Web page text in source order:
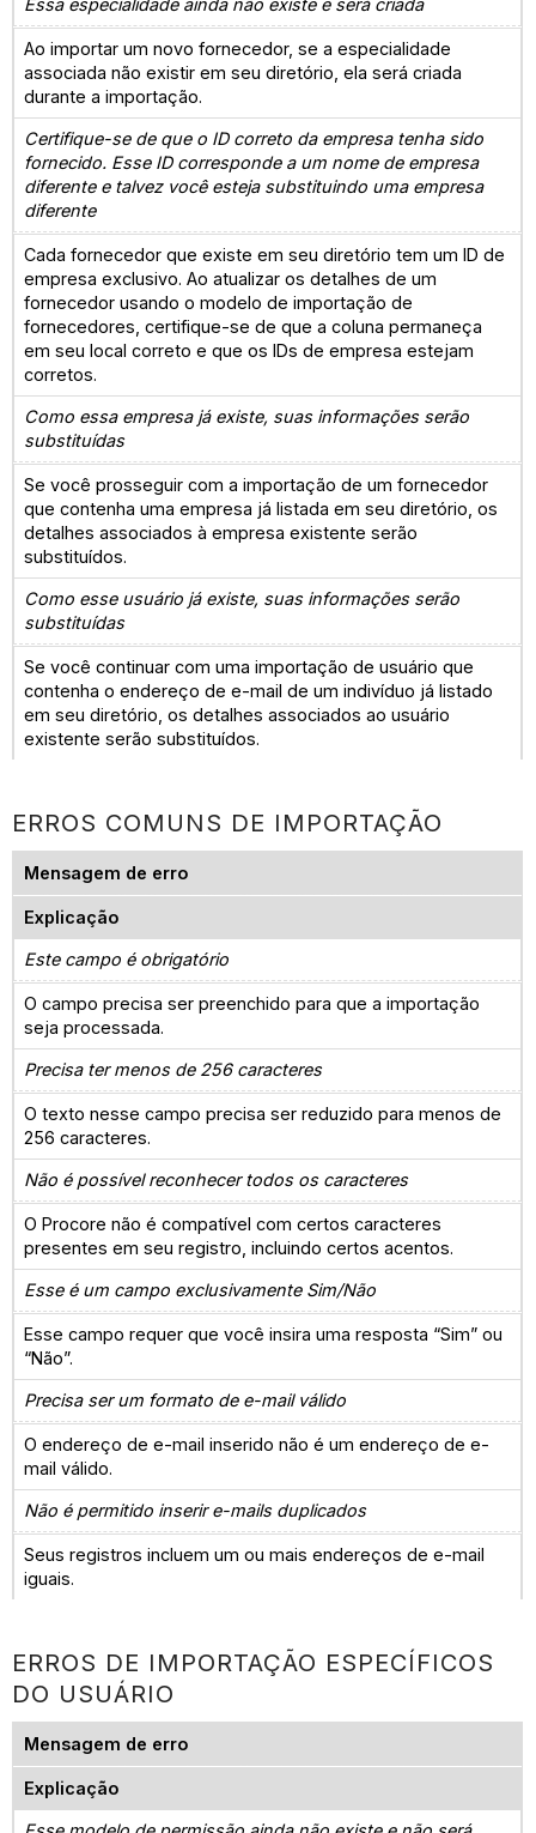
Essa especialidade ainda não existe e será criada
Ao importar um novo fornecedor, se a especialidade
associada não existir em seu diretório, ela será criada
durante a importação.
Certifique-se de que o ID correto da empresa tenha sido
fornecido. Esse ID corresponde a um nome de empresa
diferente e talvez você esteja substituindo uma empresa
diferente
Cada fornecedor que existe em seu diretório tem um ID de
empresa exclusivo. Ao atualizar os detalhes de um
fornecedor usando o modelo de importação de
fornecedores, certifique-se de que a coluna permaneça
em seu local correto e que os IDs de empresa estejam
corretos.
Como essa empresa já existe, suas informações serão
substituídas
Se você prosseguir com a importação de um fornecedor
que contenha uma empresa já listada em seu diretório, os
detalhes associados à empresa existente serão
substituídos.
Como esse usuário já existe, suas informações serão
substituídas
Se você continuar com uma importação de usuário que
contenha o endereço de e-mail de um indivíduo já listado
em seu diretório, os detalhes associados ao usuário
existente serão substituídos.
ERROS COMUNS DE IMPORTAÇÃO
Mensagem de erro
Explicação
Este campo é obrigatório
O campo precisa ser preenchido para que a importação
seja processada.
Precisa ter menos de 256 caracteres
O texto nesse campo precisa ser reduzido para menos de
256 caracteres.
Não é possível reconhecer todos os caracteres
O Procore não é compatível com certos caracteres
presentes em seu registro, incluindo certos acentos.
Esse é um campo exclusivamente Sim/Não
Esse campo requer que você insira uma resposta “Sim” ou
“Não”.
Precisa ser um formato de e-mail válido
O endereço de e-mail inserido não é um endereço de e-
mail válido.
Não é permitido inserir e-mails duplicados
Seus registros incluem um ou mais endereços de e-mail
iguais.
ERROS DE IMPORTAÇÃO ESPECÍFICOS
DO USUÁRIO
Mensagem de erro
Explicação